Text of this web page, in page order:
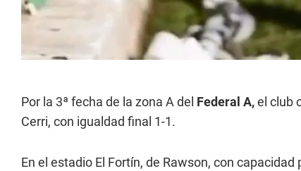
Por la 3ª fecha de la zona A del Federal A,el club
Cerri, con igualdad final 1-1.
En el estadio El Fortín, de Rawson, con